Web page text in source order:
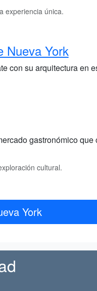
experiencia única.
Nueva York
con su arquitectura en
gastronómico
cultural.
York